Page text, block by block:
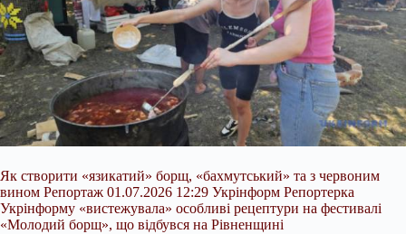
Як створити «язикатий» борщ, «бахмутський» та з червоним
вином Репортаж 01.07.2026 12:29 Укрінформ Репортерка
Укрінформу «вистежувала» особливі рецептури на фестивалі
«Молодий борщ», що відбувся на Рівненщині